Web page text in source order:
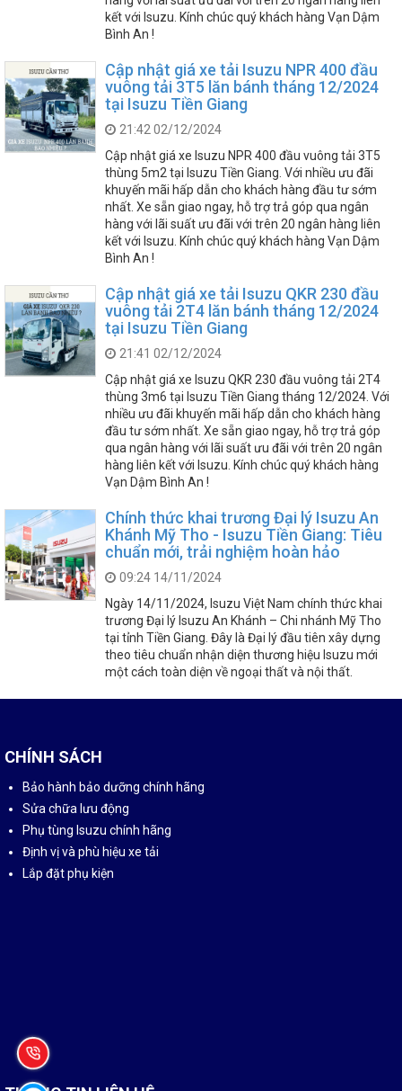
kết với Isuzu. Kính chúc quý khách hàng Vạn Dậm
Bình An !
Cập nhật giá xe tải Isuzu NPR 400 đầu
vuông tải 3T5 lăn bánh tháng 12/2024
tại Isuzu Tiền Giang
21:42 02/12/2024
Cập nhật giá xe Isuzu NPR 400 đầu vuông tải 3T5
thùng 5m2 tại Isuzu Tiền Giang. Với nhiều ưu đãi
khuyến mãi hấp dẫn cho khách hàng đầu tư sớm
nhất. Xe sẵn giao ngay, hỗ trợ trả góp qua ngân
hàng với lãi suất ưu đãi với trên 20 ngân hàng liên
kết với Isuzu. Kính chúc quý khách hàng Vạn Dậm
Bình An !
Cập nhật giá xe tải Isuzu QKR 230 đầu
vuông tải 2T4 lăn bánh tháng 12/2024
tại Isuzu Tiền Giang
21:41 02/12/2024
Cập nhật giá xe Isuzu QKR 230 đầu vuông tải 2T4
thùng 3m6 tại Isuzu Tiền Giang tháng 12/2024. Với
nhiều ưu đãi khuyến mãi hấp dẫn cho khách hàng
đầu tư sớm nhất. Xe sẵn giao ngay, hỗ trợ trả góp
qua ngân hàng với lãi suất ưu đãi với trên 20 ngân
hàng liên kết với Isuzu. Kính chúc quý khách hàng
Vạn Dậm Bình An !
Chính thức khai trương Đại lý Isuzu An
Khánh Mỹ Tho - Isuzu Tiền Giang: Tiêu
chuẩn mới, trải nghiệm hoàn hảo
09:24 14/11/2024
Ngày 14/11/2024, Isuzu Việt Nam chính thức khai
trương Đại lý Isuzu An Khánh – Chi nhánh Mỹ Tho
tại tỉnh Tiền Giang. Đây là Đại lý đầu tiên xây dựng
theo tiêu chuẩn nhận diện thương hiệu Isuzu mới
một cách toàn diện về ngoại thất và nội thất.
CHÍNH SÁCH
Bảo hành bảo dưỡng chính hãng
Sửa chữa lưu động
Phụ tùng Isuzu chính hãng
Định vị và phù hiệu xe tải
Lắp đặt phụ kiện